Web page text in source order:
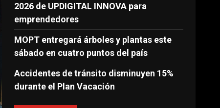
2026 de UPDIGITAL INNOVA para
emprendedores
MOPT entregará árboles y plantas este
sábado en cuatro puntos del país
Accidentes de tránsito disminuyen 15%
durante el Plan Vacación